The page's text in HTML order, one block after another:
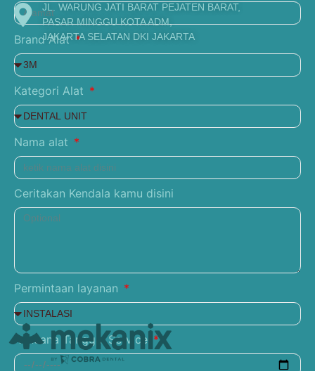
JL. WARUNG JATI BARAT PEJATEN BARAT,
PASAR MINGGU KOTA ADM,
JAKARTA SELATAN DKI JAKARTA
Brand Alat
Kategori Alat
Nama alat
Ceritakan Kendala kamu disini
Permintaan layanan
Rencana Tanggal Service